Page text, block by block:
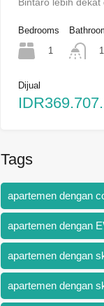
Bedrooms
1
1
Dijual
Tags
apartemen dengan
apartemen dengan
apartemen dengan
apartemen dengan